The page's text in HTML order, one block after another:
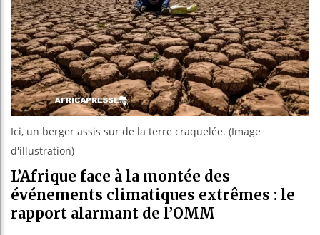
Tunisie : la
Ceuta :
Ici, un berger assis sur de la terre craquelée. (Image
d'illustration)
L’Afrique face à la montée des
événements climatiques extrêmes : le
rapport alarmant de l’OMM